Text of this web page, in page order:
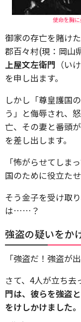
使命を胸に
御家の存亡を賭け
郡百々村(現：岡山
上屋文左衛門 （い
を申し出ます。
しかし「尊皇護国
う」と侮辱され、
亡、その妻と番頭
を差し出します。
「怖がらせてしま
国のために役立た
そう金子を受け取
は……？
強盗の疑いをか
「強盗だ！強盗が
さて、4人が立ち去
門は、彼らを強盗
をけしかけました。